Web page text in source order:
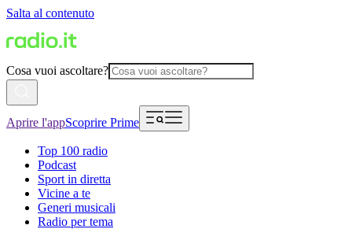
Salta al contenuto
Cosa vuoi ascoltare?
Aprire l'appScoprire Prime
Top 100 radio
Podcast
Sport in diretta
Vicine a te
Generi musicali
Radio per tema